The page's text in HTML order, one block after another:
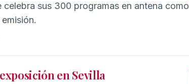
sus 300 programas en antena como
en Sevilla